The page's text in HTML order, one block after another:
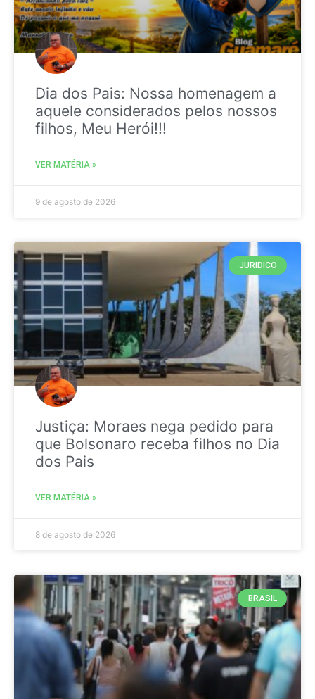
Dia dos Pais: Nossa homenagem a
aquele considerados pelos nossos
filhos, Meu Herói!!!
VER MATÉRIA »
9 de agosto de 2026
JURIDICO
Justiça: Moraes nega pedido para
que Bolsonaro receba filhos no Dia
dos Pais
VER MATÉRIA »
8 de agosto de 2026
BRASIL